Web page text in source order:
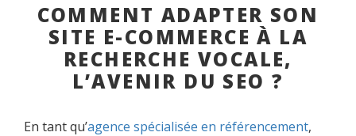
COMMENT ADAPTER SON
SITE E-COMMERCE À LA
RECHERCHE VOCALE,
L’AVENIR DU SEO ?
En tant qu’agence spécialisée en référencement,